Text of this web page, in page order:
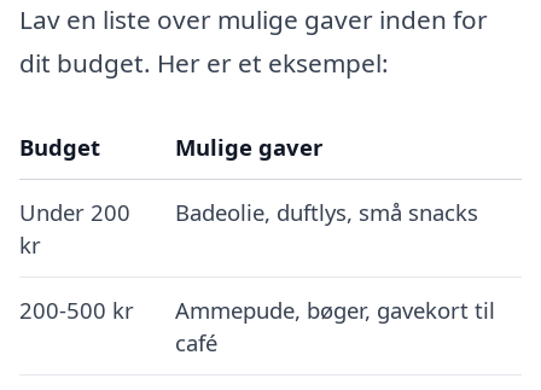
Lav en liste over mulige gaver inden for
dit budget. Her er et eksempel:
Budget Mulige gaver
Under 200
kr
Badeolie, duftlys, små snacks
200-500 kr
Ammepude, bøger, gavekort til
café